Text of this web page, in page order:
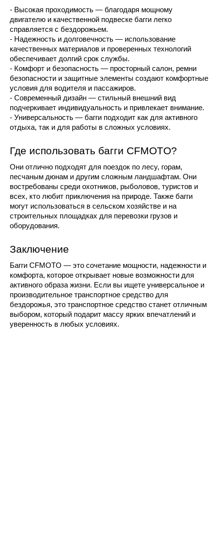
- Высокая проходимость — благодаря мощному
двигателю и качественной подвеске багги легко
справляется с бездорожьем.
- Надежность и долговечность — использование
качественных материалов и проверенных технологий
обеспечивает долгий срок службы.
- Комфорт и безопасность — просторный салон, ремни
безопасности и защитные элементы создают комфортные
условия для водителя и пассажиров.
- Современный дизайн — стильный внешний вид
подчеркивает индивидуальность и привлекает внимание.
- Универсальность — багги подходит как для активного
отдыха, так и для работы в сложных условиях.
Где использовать багги CFMOTO?
Они отлично подходят для поездок по лесу, горам,
песчаным дюнам и другим сложным ландшафтам. Они
востребованы среди охотников, рыболовов, туристов и
всех, кто любит приключения на природе. Также багги
могут использоваться в сельском хозяйстве и на
строительных площадках для перевозки грузов и
оборудования.
Заключение
Багги CFMOTO — это сочетание мощности, надежности и
комфорта, которое открывает новые возможности для
активного образа жизни. Если вы ищете универсальное и
производительное транспортное средство для
бездорожья, это транспортное средство станет отличным
выбором, который подарит массу ярких впечатлений и
уверенность в любых условиях.